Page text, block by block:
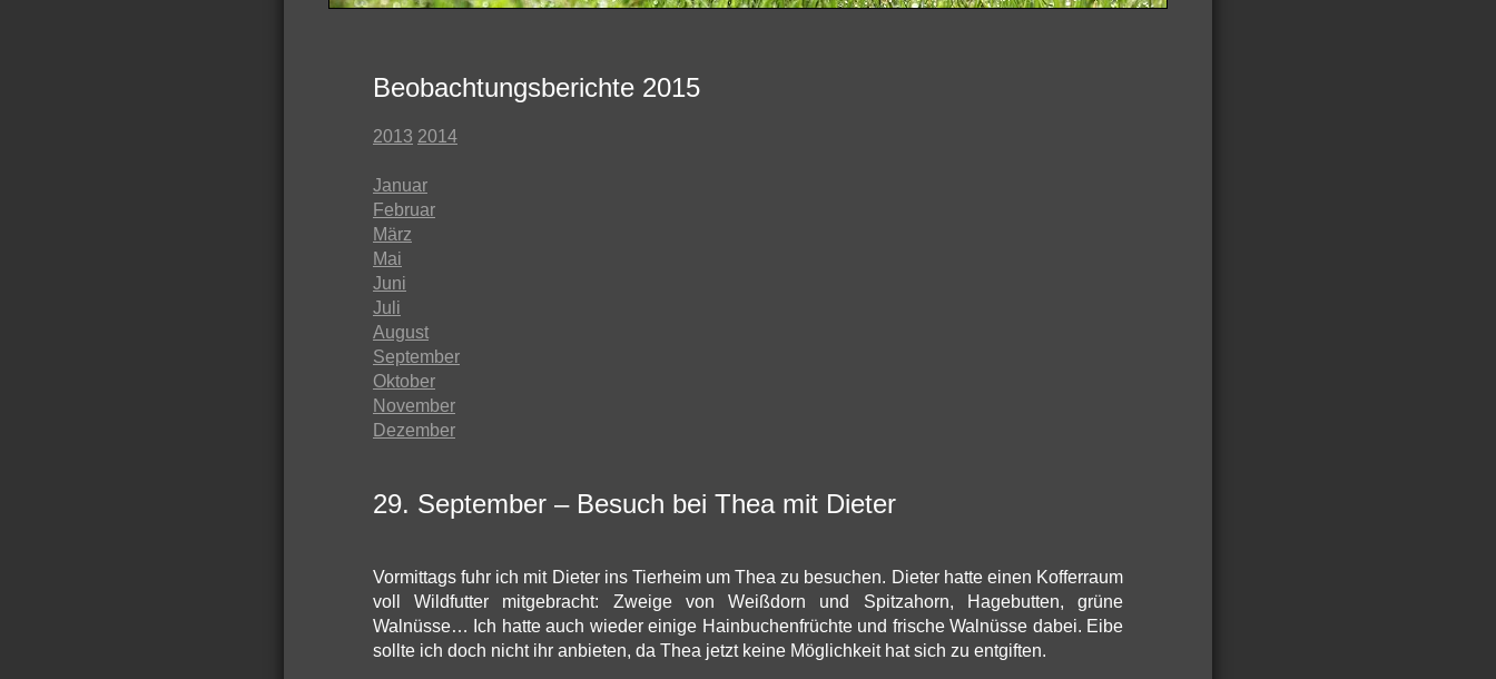
Beobachtungsberichte 2015
2013 2014
Januar
Februar
März
Mai
Juni
Juli
August
September
Oktober
November
Dezember
29. September – Besuch bei Thea mit Dieter
Vormittags fuhr ich mit Dieter ins Tierheim um Thea zu besuchen. Dieter hatte einen Kofferraum
voll Wildfutter mitgebracht: Zweige von Weißdorn und Spitzahorn, Hagebutten, grüne
Walnüsse… Ich hatte auch wieder einige Hainbuchenfrüchte und frische Walnüsse dabei. Eibe
sollte ich doch nicht ihr anbieten, da Thea jetzt keine Möglichkeit hat sich zu entgiften.